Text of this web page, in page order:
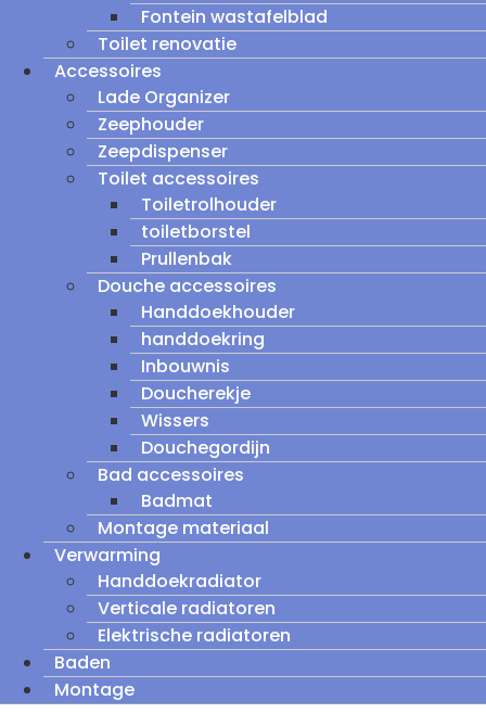
Fontein wastafelblad
Toilet renovatie
Accessoires
Lade Organizer
Zeephouder
Zeepdispenser
Toilet accessoires
Toiletrolhouder
toiletborstel
Prullenbak
Douche accessoires
Handdoekhouder
handdoekring
Inbouwnis
Doucherekje
Wissers
Douchegordijn
Bad accessoires
Badmat
Montage materiaal
Verwarming
Handdoekradiator
Verticale radiatoren
Elektrische radiatoren
Baden
Montage